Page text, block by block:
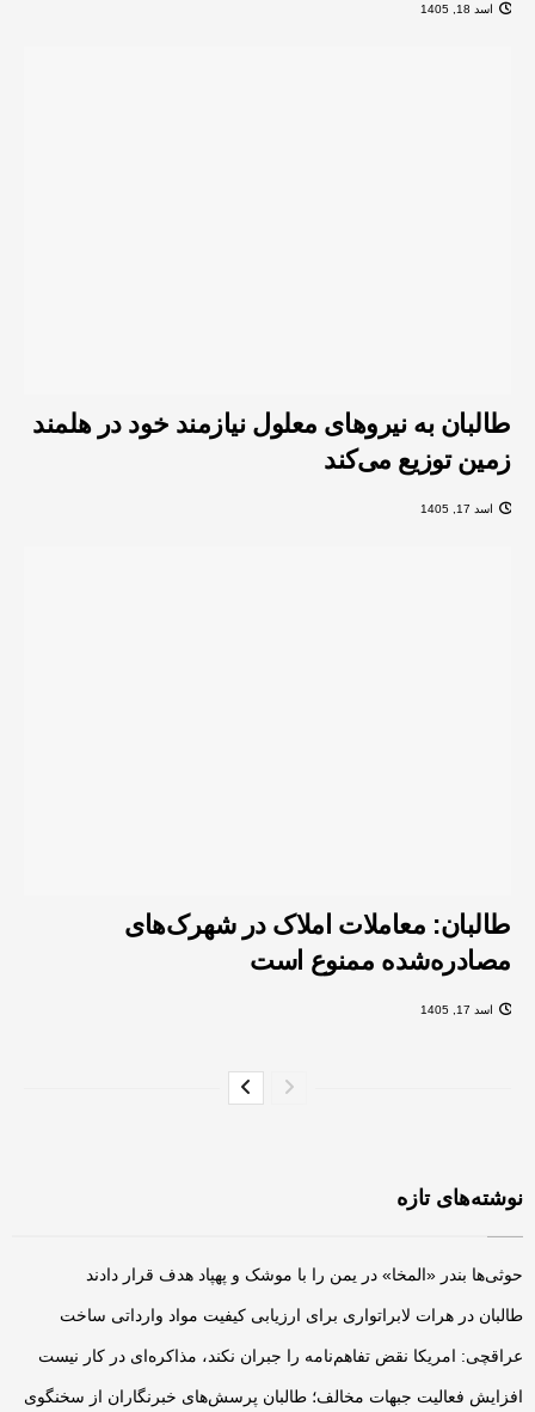
اسد 18, 1405
طالبان به نیروهای معلول نیازمند خود در هلمند
زمین توزیع می‌کند
اسد 17, 1405
طالبان: معاملات املاک در شهرک‌های
مصادره‌شده ممنوع است
اسد 17, 1405
نوشته‌های تازه
حوثی‌ها بندر «المخا» در یمن را با موشک و پهپاد هدف قرار دادند
طالبان در هرات لابراتواری برای ارزیابی کیفیت مواد وارداتی ساخت
عراقچی: امریکا نقض تفاهم‌نامه را جبران نکند، مذاکره‌ای در کار نیست
افزایش فعالیت‌ جبهات مخالف؛ طالبان پرسش‌های خبرنگاران از سخنگوی